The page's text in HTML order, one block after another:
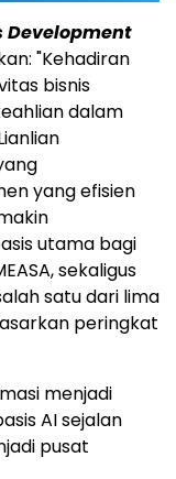
Development
"Kehadiran
bisnis
dalam
yang efisien
utama bagi
sekaligus
satu dari lima
peringkat
menjadi
AI sejalan
pusat